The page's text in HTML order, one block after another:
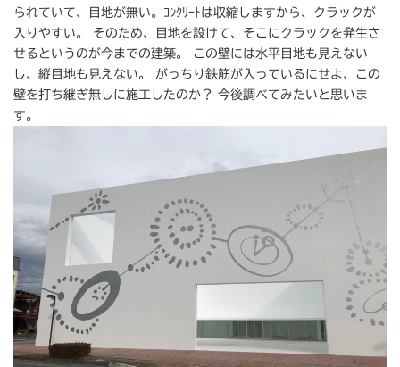
られていて、目地が無い。ｺﾝｸﾘｰﾄは収縮しますから、クラックが
入りやすい。 そのため、目地を設けて、そこにクラックを発生さ
せるというのが今までの建築。 この壁には水平目地も見えない
し、縦目地も見えない。 がっちり鉄筋が入っているにせよ、この
壁を打ち継ぎ無しに施工したのか？ 今後調べてみたいと思いま
す。